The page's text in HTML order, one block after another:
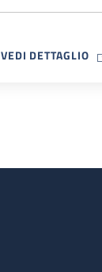
VEDI DETTAGLIO